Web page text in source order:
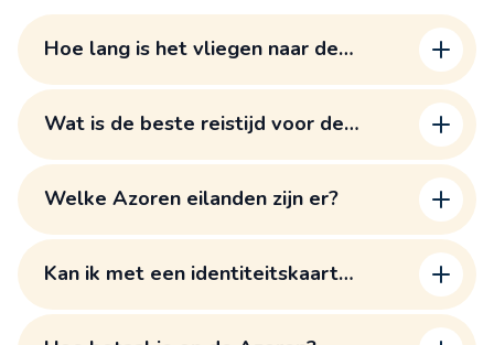
Hoe lang is het vliegen naar de
Wat is de beste reistijd voor de
Het klimaat op de Azoren
Welke Azoren eilanden zijn er?
Kan ik met een identiteitskaart